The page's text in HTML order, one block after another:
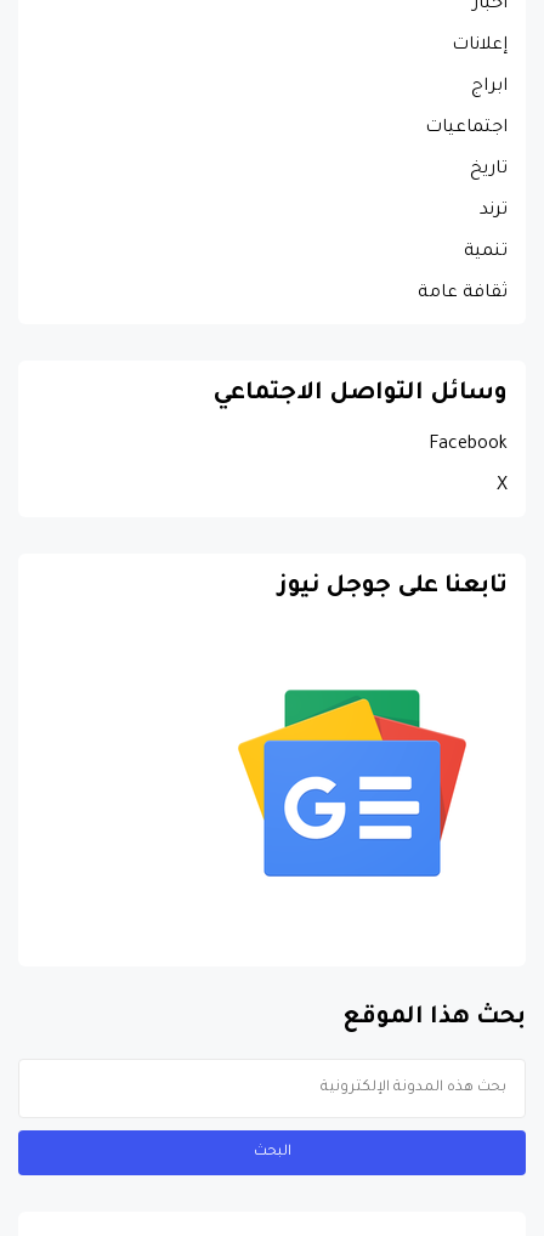
أخبار
إعلانات
ابراج
اجتماعيات
تاريخ
ترند
تنمية
ثقافة عامة
وسائل التواصل الاجتماعي
Facebook
X
تابعنا على جوجل نيوز
بحث هذا الموقع